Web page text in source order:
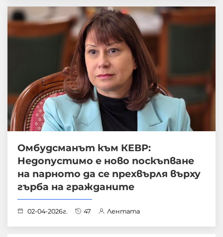
Омбудсманът към КЕВР:
Недопустимо е ново поскъпване
на парното да се прехвърля върху
гърба на гражданите
02-04-2026г. 47 Лентата